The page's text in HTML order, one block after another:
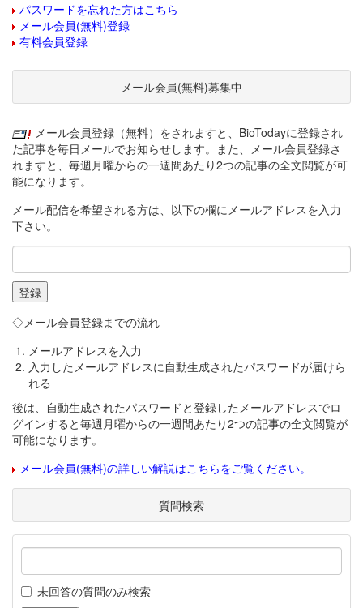
パスワードを忘れた方はこちら
メール会員(無料)登録
有料会員登録
メール会員(無料)募集中
メール会員登録（無料）をされますと、BioTodayに登録され
た記事を毎日メールでお知らせします。また、メール会員登録さ
れますと、毎週月曜からの一週間あたり2つの記事の全文閲覧が可
能になります。
メール配信を希望される方は、以下の欄にメールアドレスを入力
下さい。
◇メール会員登録までの流れ
メールアドレスを入力
入力したメールアドレスに自動生成されたパスワードが届けら
れる
後は、自動生成されたパスワードと登録したメールアドレスでロ
グインすると毎週月曜からの一週間あたり2つの記事の全文閲覧が
可能になります。
メール会員(無料)の詳しい解説はこちらをご覧ください。
質問検索
未回答の質問のみ検索